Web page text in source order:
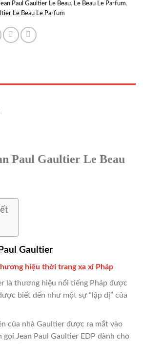
Paul Gaultier Le Beau, Le Beau Le Parfum,
Le Beau Le Parfum
Paul Gaultier Le Beau
Gaultier
hiệu thời trang xa xỉ Pháp
là thương hiệu nổi tiếng Pháp được
biết đến như một sự “lập dị” của
của nhà Gaultier được ra mắt vào
gọi Jean Paul Gaultier EDP dành cho